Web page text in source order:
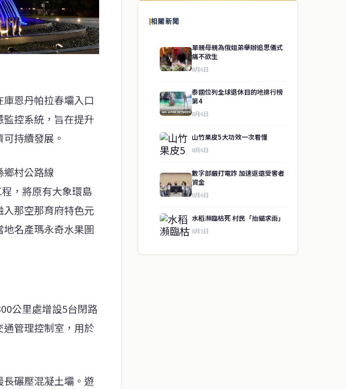
庫恩丹帕拉春壩入口
控系統，旨在提升
持續發展。
鄉村公路線
，將原有大象環島
那空那育府特色元
名產瑪永奇水果圖
公里處增設5台閉路
管理控制室，用於
碾壓混凝土壩。遊
相關新聞
單親母親為俄姐弟舉辦追思儀式
痛不欲生
8月6日
泰國位列全球退休目的地排行榜
第4
8月6日
山竹果皮5大功效一次看懂
8月6日
數字部嚴打電詐 加速返還受害者
資金
8月6日
水稻瀕臨枯死 村民「抬貓求雨」
8月5日